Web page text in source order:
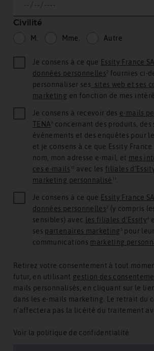
Civilité
M. Mme. Autre
Je consens à ce que Essity France
données personnelles² fournies ci-
personnaliser ses sites web et ses
marketing en fonction de mes
Je consens à recevoir des e-mails
TENA⁹ concernant des produits, des
événements et des enquêtes pour
et je consens à ce que Essity
nom, mon adresse e-mail, et mes
ces e-mails¹⁰ avec les filiales
marketing personnalisé ¹¹.
Je consens à ce que Essity France
données personnelles² (y compris
sensibles) avec les filiales d’Essity⁴
ses partenaires marketing⁵ pour
communications marketing
Retirez votre consentement à tout
futur, en utilisant gestion des
mails personnalisés, en cliquant sur le
dans les e-mails marketing. Le retrait du
n'affectera pas la licéité du traitement
Voir la politique de confidentialité